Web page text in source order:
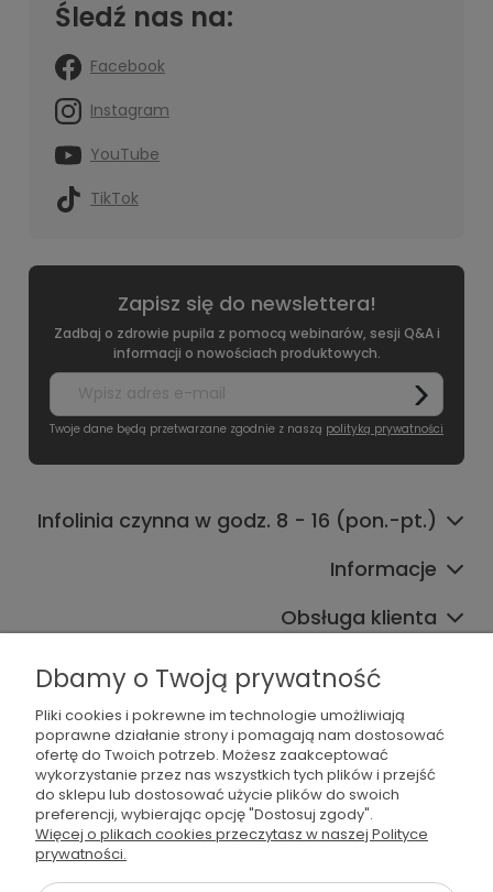
Śledź nas na:
Facebook
Instagram
YouTube
TikTok
Zapisz się do newslettera!
Zadbaj o zdrowie pupila z pomocą webinarów, sesji Q&A i
informacji o nowościach produktowych.
Twoje dane będą przetwarzane zgodnie z naszą polityką prywatności
Infolinia czynna w godz. 8 - 16 (pon.-pt.)
Informacje
Obsługa klienta
Współpraca
536 042 061
Dbamy o Twoją prywatność
Pliki cookies i pokrewne im technologie umożliwiają
poprawne działanie strony i pomagają nam dostosować
ofertę do Twoich potrzeb. Możesz zaakceptować
wykorzystanie przez nas wszystkich tych plików i przejść
do sklepu lub dostosować użycie plików do swoich
preferencji, wybierając opcję "Dostosuj zgody".
Więcej o plikach cookies przeczytasz w naszej Polityce
prywatności.